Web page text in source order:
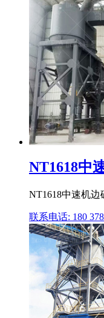
NT1618中
NT1618中速机
联系电话: 180